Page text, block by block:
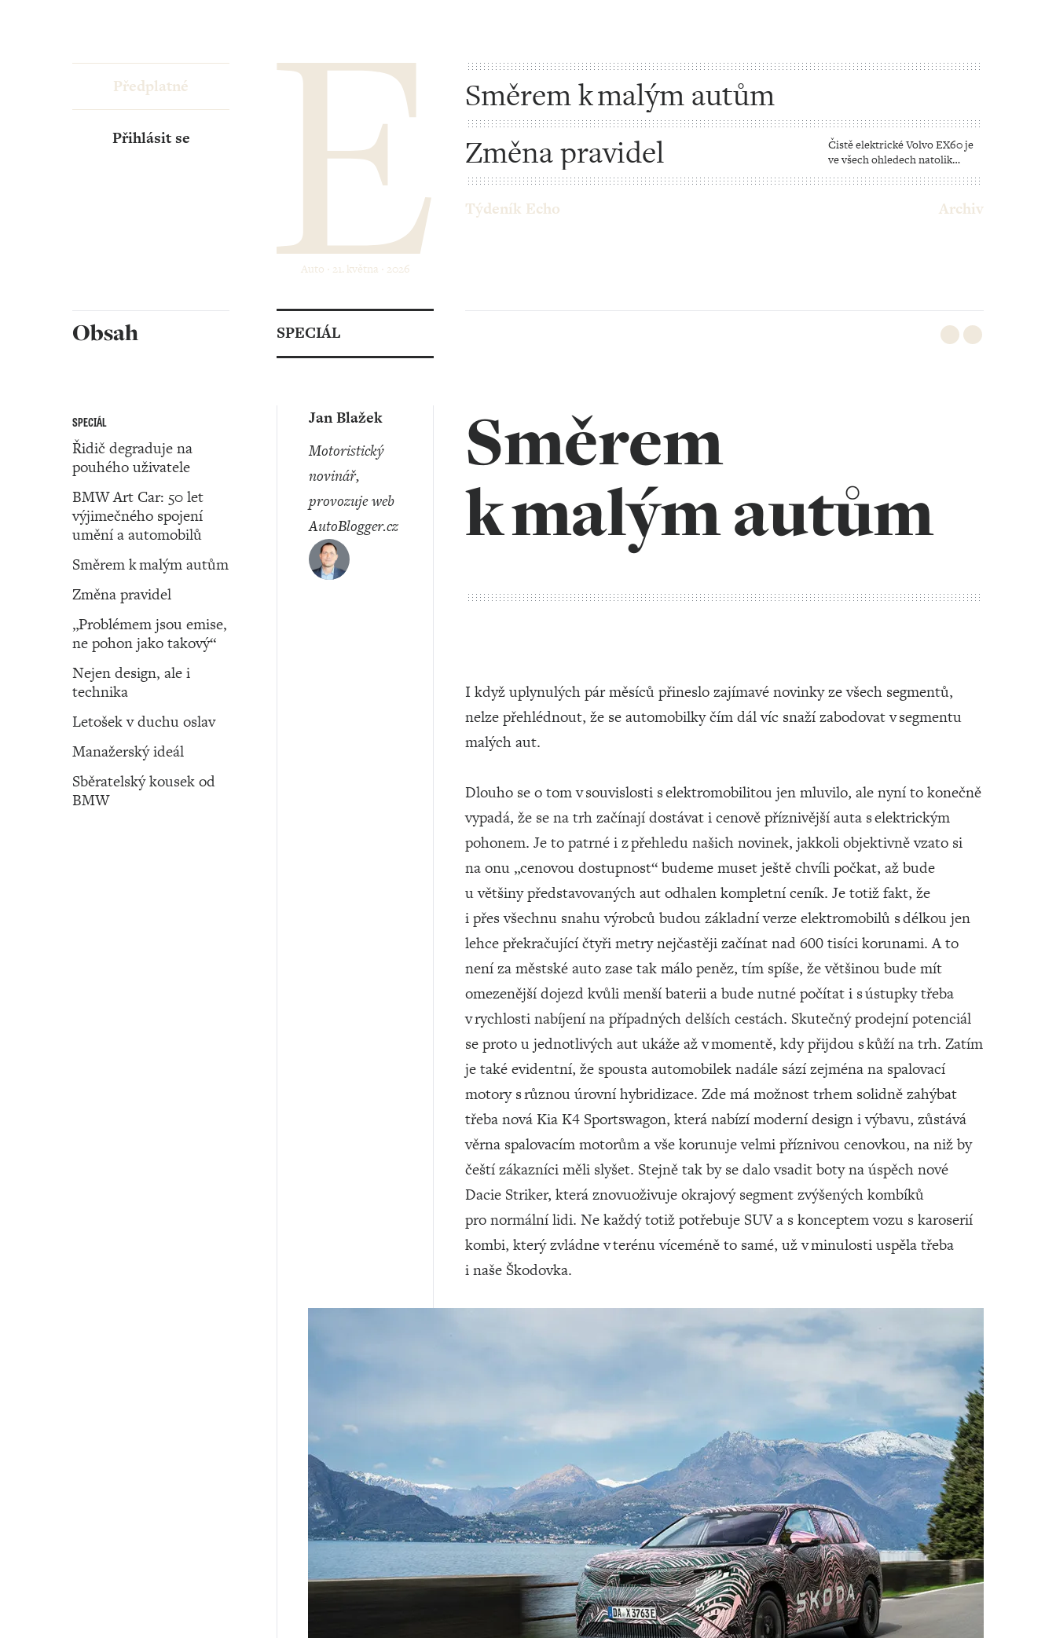
Auto ‧ 21. května ‧ 2026
Směrem k malým autům
Změna pravidel
Čistě elektrické Volvo EX60 je
ve všech ohledech natolik
revoluční, že má potenciál
zásadně změnit pravidla hry
Týdeník Echo Archiv
Předplatné
Přihlásit se
Obsah
SPECIÁL
Řidič degraduje na
pouhého uživatele
BMW Art Car: 50 let
výjimečného spojení
umění a automobilů
Směrem k malým autům
Změna pravidel
„Problémem jsou emise,
ne pohon jako takový“
Nejen design, ale i
technika
Letošek v duchu oslav
Manažerský ideál
Sběratelský kousek od
BMW
SPECIÁL
Směrem
k malým autům
Jan Blažek
motoristický
novinář,
provozuje web
AutoBlogger.cz
I když uplynulých pár měsíců přineslo zajímavé novinky ze všech segmentů,
nelze přehlédnout, že se automobilky čím dál víc snaží zabodovat v segmentu
malých aut.
Dlouho se o tom v souvislosti s elektromobilitou jen mluvilo, ale nyní to konečně
vypadá, že se na trh začínají dostávat i cenově příznivější auta s elektrickým
pohonem. Je to patrné i z přehledu našich novinek, jakkoli objektivně vzato si
na onu „cenovou dostupnost“ budeme muset ještě chvíli počkat, až bude
u většiny představovaných aut odhalen kompletní ceník. Je totiž fakt, že
i přes všechnu snahu výrobců budou základní verze elektromobilů s délkou jen
lehce překračující čtyři metry nejčastěji začínat nad 600 tisíci korunami. A to
není za městské auto zase tak málo peněz, tím spíše, že většinou bude mít
omezenější dojezd kvůli menší baterii a bude nutné počítat i s ústupky třeba
v rychlosti nabíjení na případných delších cestách. Skutečný prodejní potenciál
se proto u jednotlivých aut ukáže až v momentě, kdy přijdou s kůží na trh. Zatím
je také evidentní, že spousta automobilek nadále sází zejména na spalovací
motory s různou úrovní hybridizace. Zde má možnost trhem solidně zahýbat
třeba nová Kia K4 Sportswagon, která nabízí moderní design i výbavu, zůstává
věrna spalovacím motorům a vše korunuje velmi příznivou cenovkou, na niž by
čeští zákazníci měli slyšet. Stejně tak by se dalo vsadit boty na úspěch nové
Dacie Striker, která znovuoživuje okrajový segment zvýšených kombíků
pro normální lidi. Ne každý totiž potřebuje SUV a s konceptem vozu s karoserií
kombi, který zvládne v terénu víceméně to samé, už v minulosti uspěla třeba
i naše Škodovka.